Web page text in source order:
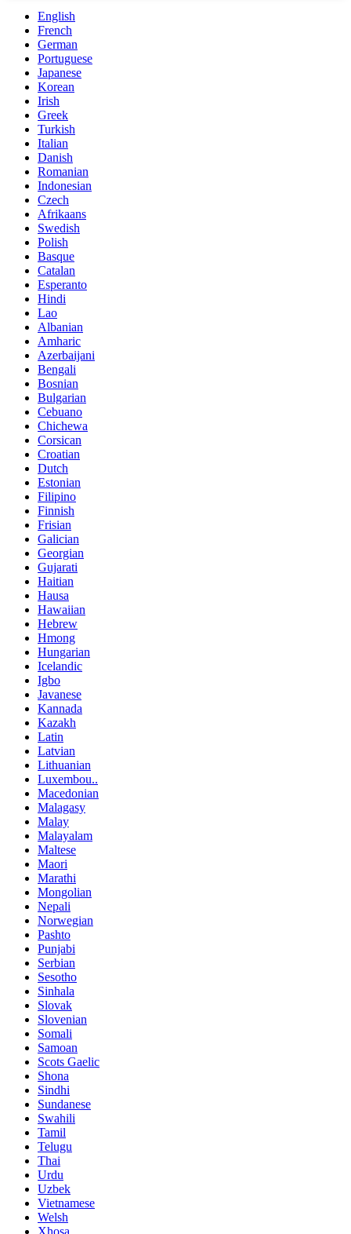
English
French
German
Portuguese
Japanese
Korean
Irish
Greek
Turkish
Italian
Danish
Romanian
Indonesian
Czech
Afrikaans
Swedish
Polish
Basque
Catalan
Esperanto
Hindi
Lao
Albanian
Amharic
Azerbaijani
Bengali
Bosnian
Bulgarian
Cebuano
Chichewa
Corsican
Croatian
Dutch
Estonian
Filipino
Finnish
Frisian
Galician
Georgian
Gujarati
Haitian
Hausa
Hawaiian
Hebrew
Hmong
Hungarian
Icelandic
Igbo
Javanese
Kannada
Kazakh
Latin
Latvian
Lithuanian
Luxembou..
Macedonian
Malagasy
Malay
Malayalam
Maltese
Maori
Marathi
Mongolian
Nepali
Norwegian
Pashto
Punjabi
Serbian
Sesotho
Sinhala
Slovak
Slovenian
Somali
Samoan
Scots Gaelic
Shona
Sindhi
Sundanese
Swahili
Tamil
Telugu
Thai
Urdu
Uzbek
Vietnamese
Welsh
Xhosa